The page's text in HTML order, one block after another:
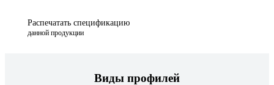
Распечатать спецификацию
данной продукции
Виды профилей